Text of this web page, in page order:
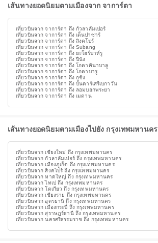
เส้นทางยอดนิยมตามเมืองจาก จาการ์ตา
เที่ยวบินจาก จาการ์ตา ถึง กัวลาลัมเปอร์
เที่ยวบินจาก จาการ์ตา ถึง เด็นปาซาร์
เที่ยวบินจาก จาการ์ตา ถึง สิงคโปร์
เที่ยวบินจาก จาการ์ตา ถึง Subang
เที่ยวบินจาก จาการ์ตา ถึง ยะโฮร์บาห์รู
เที่ยวบินจาก จาการ์ตา ถึง ปีนัง
เที่ยวบินจาก จาการ์ตา ถึง โกตาคินาบาลู
เที่ยวบินจาก จาการ์ตา ถึง โกตาบารู
เที่ยวบินจาก จาการ์ตา ถึง กูชิง
เที่ยวบินจาก จาการ์ตา ถึง บันดาร์เสรีเบกาวัน
เที่ยวบินจาก จาการ์ตา ถึง ลอมบอกพระยา
เที่ยวบินจาก จาการ์ตา ถึง เมดาน
เส้นทางยอดนิยมตามเมืองไปยัง กรุงเทพมหานคร
เที่ยวบินจาก เชียงใหม่ ถึง กรุงเทพมหานคร
เที่ยวบินจาก กัวลาลัมเปอร์ ถึง กรุงเทพมหานคร
เที่ยวบินจาก เมืองภูเก็ต ถึง กรุงเทพมหานคร
เที่ยวบินจาก สิงคโปร์ ถึง กรุงเทพมหานคร
เที่ยวบินจาก หาดใหญ่ ถึง กรุงเทพมหานคร
เที่ยวบินจาก ไทเป ถึง กรุงเทพมหานคร
เที่ยวบินจาก โตเกียว ถึง กรุงเทพมหานคร
เที่ยวบินจาก เชียงราย ถึง กรุงเทพมหานคร
เที่ยวบินจาก อุดรธานี ถึง กรุงเทพมหานคร
เที่ยวบินจาก เมืองกระบี่ ถึง กรุงเทพมหานคร
เที่ยวบินจาก สุราษฎร์ธานี ถึง กรุงเทพมหานคร
เที่ยวบินจาก นครศรีธรรมราช ถึง กรุงเทพมหานคร